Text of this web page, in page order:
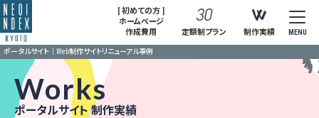
[ 初めての方 ]
ホームページ
作成費用
定額制プラン 制作実績 MENU
ポータルサイト｜Web制作サイトリニューアル事例
Works
ポータルサイト 制作実績